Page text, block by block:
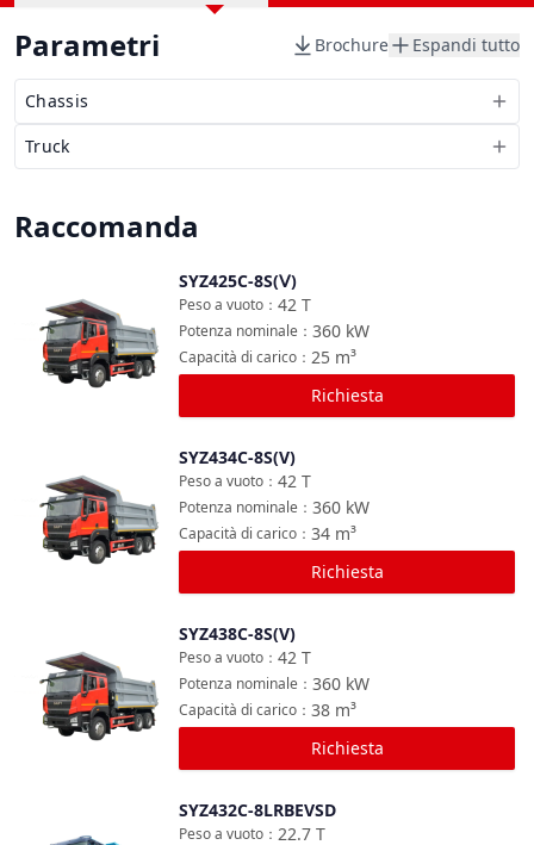
Parametri Brochure Espandi tutto
Chassis
Truck
Raccomanda
SYZ425C-8S(Ⅴ)
42 T
Peso a vuoto ：
360 kW
Potenza nominale ：
25 m³
Capacità di carico ：
Richiesta
SYZ434C-8S(V)
42 T
Peso a vuoto ：
360 kW
Potenza nominale ：
34 m³
Capacità di carico ：
Richiesta
SYZ438C-8S(V)
42 T
Peso a vuoto ：
360 kW
Potenza nominale ：
38 m³
Capacità di carico ：
Richiesta
SYZ432C-8LRBEVSD
22.7 T
Peso a vuoto ：